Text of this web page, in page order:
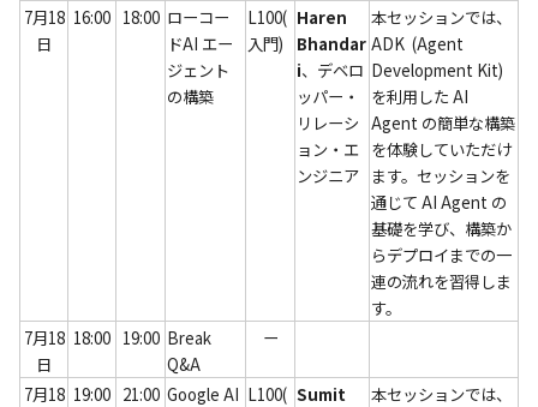
7月18
日
16:00 18:00 ローコー
ドAI エー
ジェント
の構築
L100(
入門)
Haren
Bhandar
i、デベロ
ッパー・
リレーシ
ョン・エ
ンジニア
本セッションでは、
ADK  (Agent
Development Kit)
を利用した AI
Agent の簡単な構築
を体験していただけ
ます。セッションを
通じて AI Agent の
基礎を学び、構築か
らデプロイまでの一
連の流れを習得しま
す。
7月18
日
18:00 19:00 Break
Q&A
ー
7月18 19:00 21:00 Google AI L100( Sumit
本セッションでは、